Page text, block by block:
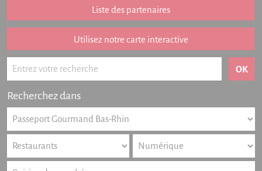
Listing des newsletters
Haut-Rhin
Offres numériques
Partenariat
FAQ
Livre d'or
Liste des partenaires
Utilisez notre carte interactive
Recherchez dans